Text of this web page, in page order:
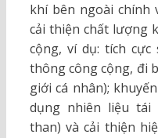
khí bên ngoài chính
cải thiện chất lượng
cộng, ví dụ: tích
thông công cộng, đi
giới cá nhân);
dụng nhiên liệu tái
than) và cải thiện